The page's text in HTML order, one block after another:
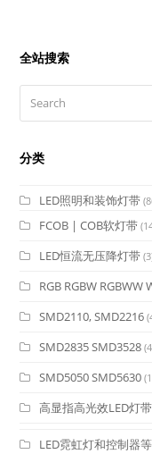
全站搜索
分类
LED照明和装饰灯带
FCOB | COB软灯带
LED恒流无压降灯带
RGB RGBW RGBWW
SMD2110, SMD2216
SMD2835 SMD3528
SMD5050 SMD5630
高显指高光效LED灯带
LED霓虹灯和控制器等